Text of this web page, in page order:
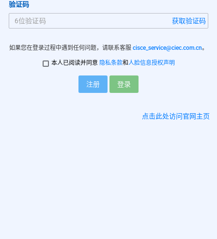
验证码
获取验证码
如果您在登录过程中遇到任何问题，请联系客服 cisce_service@ciec.com.cn。
本人已阅读并同意 隐私条款和人脸信息授权声明
注册 登录
点击此处访问官网主页